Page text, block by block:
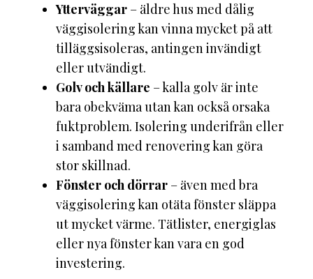
Ytterväggar – äldre hus med dålig
väggisolering kan vinna mycket på att
tilläggsisoleras, antingen invändigt
eller utvändigt.
Golv och källare – kalla golv är inte
bara obekväma utan kan också orsaka
fuktproblem. Isolering underifrån eller
i samband med renovering kan göra
stor skillnad.
Fönster och dörrar – även med bra
väggisolering kan otäta fönster släppa
ut mycket värme. Tätlister, energiglas
eller nya fönster kan vara en god
investering.